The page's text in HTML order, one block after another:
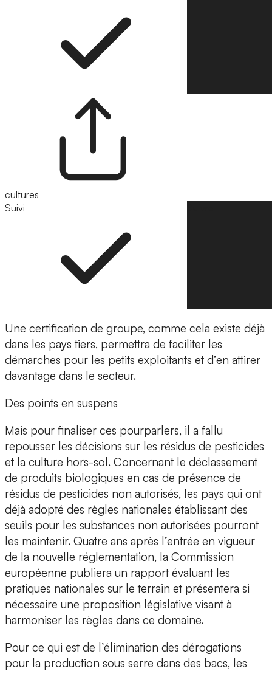
cultures
Suivi
Une certification de groupe, comme cela existe déjà
dans les pays tiers, permettra de faciliter les
démarches pour les petits exploitants et d’en attirer
davantage dans le secteur.
Des points en suspens
Mais pour finaliser ces pourparlers, il a fallu
repousser les décisions sur les résidus de pesticides
et la culture hors-sol. Concernant le déclassement
de produits biologiques en cas de présence de
résidus de pesticides non autorisés, les pays qui ont
déjà adopté des règles nationales établissant des
seuils pour les substances non autorisées pourront
les maintenir. Quatre ans après l’entrée en vigueur
de la nouvelle réglementation, la Commission
européenne publiera un rapport évaluant les
pratiques nationales sur le terrain et présentera si
nécessaire une proposition législative visant à
harmoniser les règles dans ce domaine.
Pour ce qui est de l’élimination des dérogations
pour la production sous serre dans des bacs, les